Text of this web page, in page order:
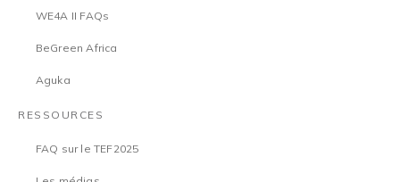
WE4A II FAQs
BeGreen Africa
Aguka
RESSOURCES
FAQ sur le TEF2025